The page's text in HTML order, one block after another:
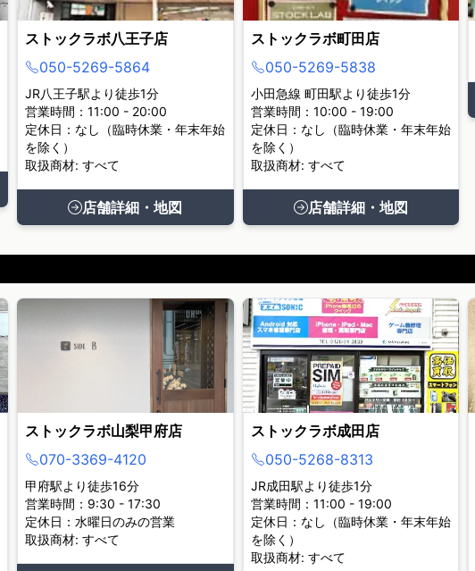
ストックラボ八王子店
050-5269-5864
JR八王子駅より徒歩1分
営業時間：11:00 - 20:00
定休日：なし（臨時休業・年末年始
を除く）
取扱商材: すべて
店舗詳細・地図
ストックラボ町田店
050-5269-5838
小田急線 町田駅より徒歩1分
営業時間：10:00 - 19:00
定休日：なし（臨時休業・年末年始
を除く）
取扱商材: すべて
店舗詳細・地図
ストックラボ山梨甲府店
070-3369-4120
甲府駅より徒歩16分
営業時間：9:30 - 17:30
定休日：水曜日のみの営業
取扱商材: すべて
ストックラボ成田店
050-5268-8313
JR成田駅より徒歩1分
営業時間：11:00 - 19:00
定休日：なし（臨時休業・年末年始
を除く）
取扱商材: すべて